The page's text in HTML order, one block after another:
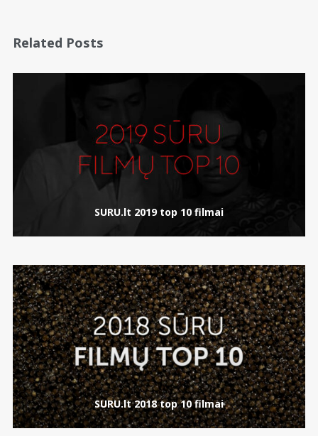
Related Posts
SURU.lt 2019 top 10 filmai
SURU.lt 2018 top 10 filmai